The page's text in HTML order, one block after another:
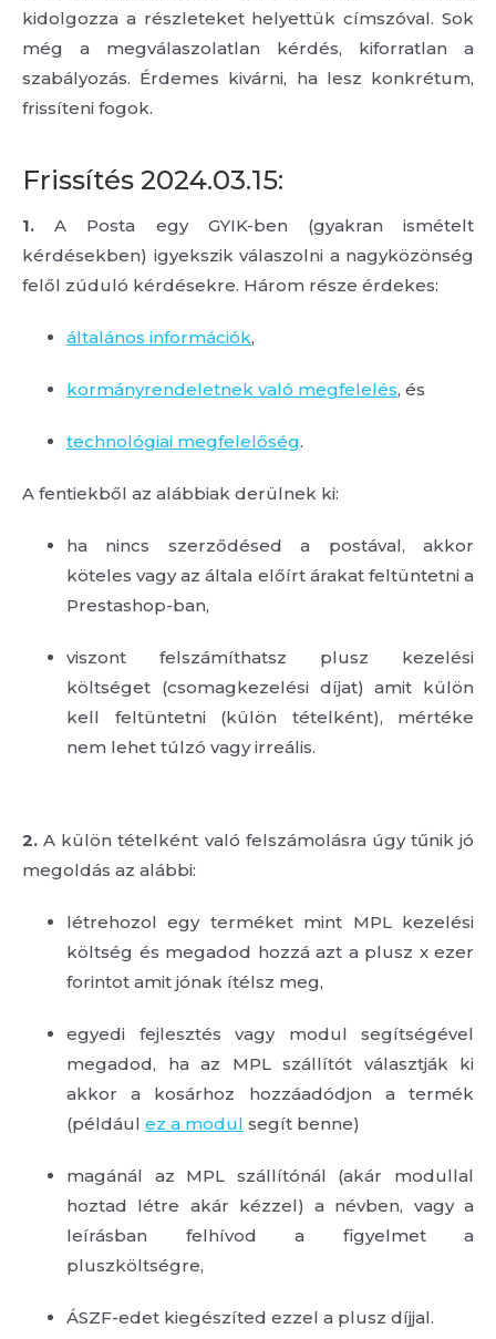
kidolgozza a részleteket helyettük címszóval. Sok
még a megválaszolatlan kérdés, kiforratlan a
szabályozás. Érdemes kivárni, ha lesz konkrétum,
frissíteni fogok.
Frissítés 2024.03.15:
1. A Posta egy GYIK-ben (gyakran ismételt
kérdésekben) igyekszik válaszolni a nagyközönség
felől zúduló kérdésekre. Három része érdekes:
általános információk,
kormányrendeletnek való megfelelés, és
technológiai megfelelőség.
A fentiekből az alábbiak derülnek ki:
ha nincs szerződésed a postával, akkor
köteles vagy az általa előírt árakat feltüntetni a
Prestashop-ban,
viszont felszámíthatsz plusz kezelési
költséget (csomagkezelési díjat) amit külön
kell feltüntetni (külön tételként), mértéke
nem lehet túlzó vagy irreális.
2. A külön tételként való felszámolásra úgy tűnik jó
megoldás az alábbi:
létrehozol egy terméket mint MPL kezelési
költség és megadod hozzá azt a plusz x ezer
forintot amit jónak ítélsz meg,
egyedi fejlesztés vagy modul segítségével
megadod, ha az MPL szállítót választják ki
akkor a kosárhoz hozzáadódjon a termék
(például ez a modul segít benne)
magánál az MPL szállítónál (akár modullal
hoztad létre akár kézzel) a névben, vagy a
leírásban felhívod a figyelmet a
pluszköltségre,
ÁSZF-edet kiegészíted ezzel a plusz díjjal.